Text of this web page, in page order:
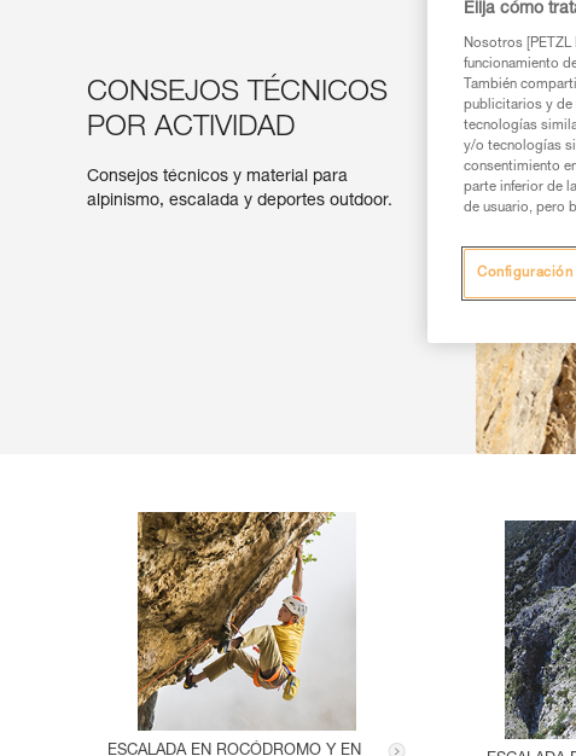
CONSEJOS TÉCNICOS
POR ACTIVIDAD
Consejos técnicos y material para
alpinismo, escalada y deportes outdoor.
ESCALADA EN ROCÓDROMO Y EN
Elija cómo
Nosotros
funcionamiento
También
publicitarios y de
tecnologías
y/o tecnologías
consentimiento
parte inferior de
de usuario, pero